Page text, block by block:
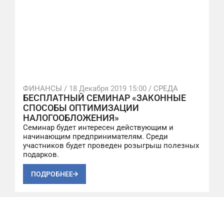
ФИНАНСЫ / 18 Декабря 2019 15:00 / СРЕДА
БЕСПЛАТНЫЙ СЕМИНАР «ЗАКОННЫЕ
СПОСОБЫ ОПТИМИЗАЦИИ
НАЛОГООБЛОЖЕНИЯ»
Семинар будет интересен действующим и
начинающим предпринимателям. Среди
участников будет проведен розыгрыш полезных
подарков.
ПОДРОБНЕЕ